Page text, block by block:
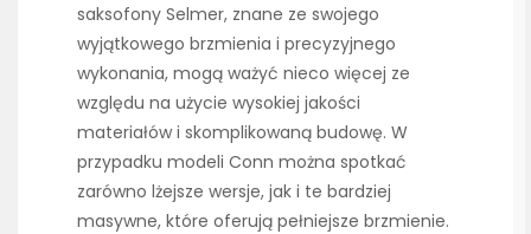
saksofony Selmer, znane ze swojego
wyjątkowego brzmienia i precyzyjnego
wykonania, mogą ważyć nieco więcej ze
względu na użycie wysokiej jakości
materiałów i skomplikowaną budowę. W
przypadku modeli Conn można spotkać
zarówno lżejsze wersje, jak i te bardziej
masywne, które oferują pełniejsze brzmienie.